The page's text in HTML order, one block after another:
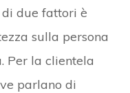
di due fattori è
sulla persona
Per la clientela
parlano di